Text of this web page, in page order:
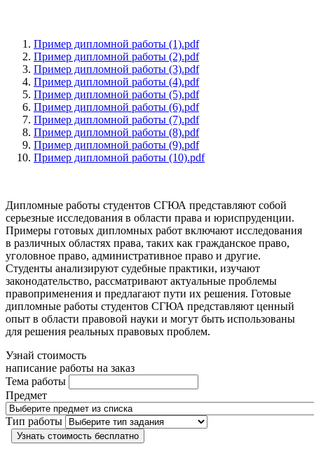
Пример дипломной работы (1).pdf
Пример дипломной работы (2).pdf
Пример дипломной работы (3).pdf
Пример дипломной работы (4).pdf
Пример дипломной работы (5).pdf
Пример дипломной работы (6).pdf
Пример дипломной работы (7).pdf
Пример дипломной работы (8).pdf
Пример дипломной работы (9).pdf
Пример дипломной работы (10).pdf
Дипломные работы студентов СГЮА представляют собой
серьезные исследования в области права и юриспруденции.
Примеры готовых дипломных работ включают исследования
в различных областях права, таких как гражданское право,
уголовное право, административное право и другие.
Студенты анализируют судебные практики, изучают
законодательство, рассматривают актуальные проблемы
правоприменения и предлагают пути их решения. Готовые
дипломные работы студентов СГЮА представляют ценный
опыт в области правовой науки и могут быть использованы
для решения реальных правовых проблем.
Узнай стоимость
написание работы на заказ
Тема работы
Предмет
Тип работы
Узнать стоимость бесплатно